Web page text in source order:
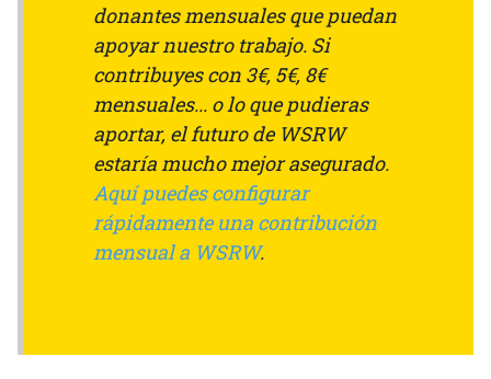
donantes mensuales que puedan
apoyar nuestro trabajo. Si
contribuyes con 3€, 5€, 8€
mensuales... o lo que pudieras
aportar, el futuro de WSRW
estaría mucho mejor asegurado.
Aquí puedes configurar
rápidamente una contribución
mensual a WSRW.